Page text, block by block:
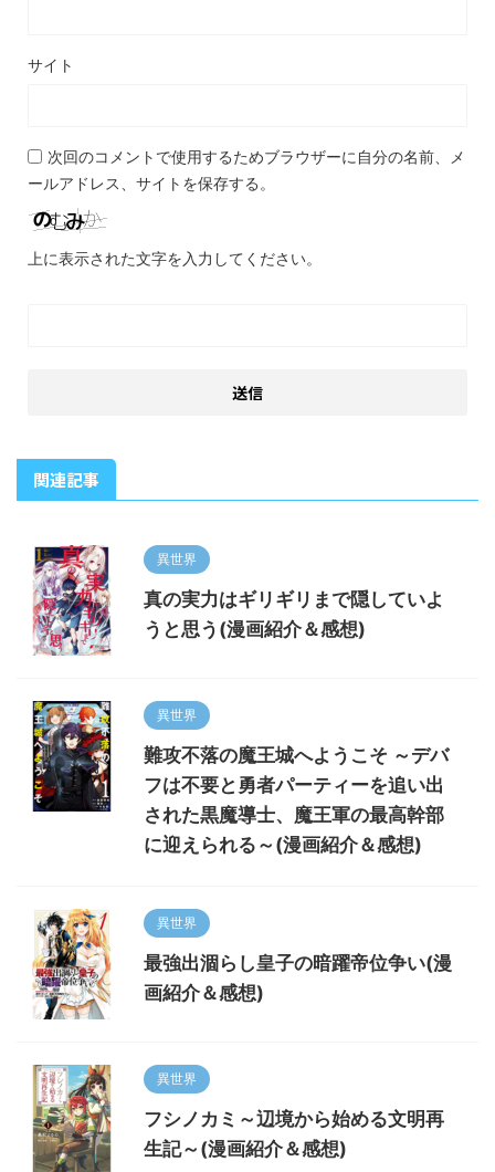
サイト
次回のコメントで使用するためブラウザーに自分の名前、メ
ールアドレス、サイトを保存する。
上に表示された文字を入力してください。
関連記事
異世界
真の実力はギリギリまで隠していよ
うと思う(漫画紹介＆感想)
異世界
難攻不落の魔王城へようこそ ～デバ
フは不要と勇者パーティーを追い出
された黒魔導士、魔王軍の最高幹部
に迎えられる～(漫画紹介＆感想)
異世界
最強出涸らし皇子の暗躍帝位争い(漫
画紹介＆感想)
異世界
フシノカミ～辺境から始める文明再
生記～(漫画紹介＆感想)